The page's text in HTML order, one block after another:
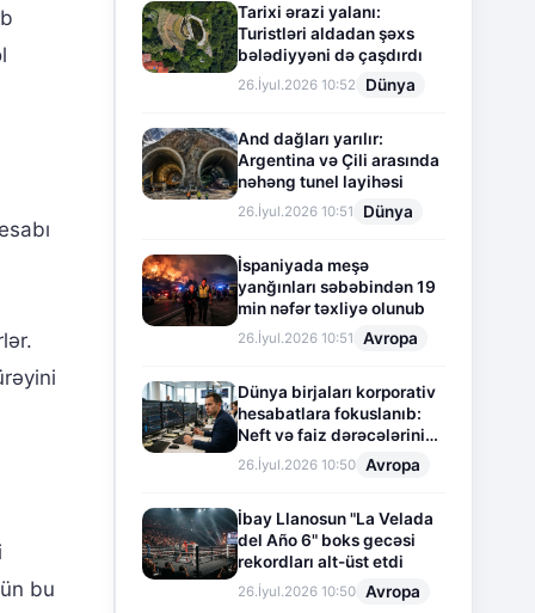
bu
Tarixi ərazi yalanı:
Turistləri aldadan şəxs
bələdiyyəni də çaşdırdı
26.İyul.2026 10:52 Dünya
And dağları yarılır:
Argentina və Çili arasında
nəhəng tunel layihəsi
26.İyul.2026 10:51 Dünya
İspaniyada meşə
yanğınları səbəbindən 19
min nəfər təxliyə olunub
26.İyul.2026 10:51 Avropa
Dünya birjaları korporativ
hesabatlara fokuslanıb:
Neft və faiz dərəcələrinin
təsiri altında cari vəziyyət
26.İyul.2026 10:50 Avropa
İbay Llanosun "La Velada
del Año 6" boks gecəsi
rekordları alt-üst etdi
26.İyul.2026 10:50 Avropa